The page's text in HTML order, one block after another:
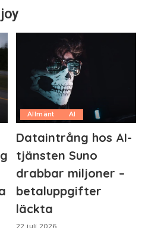
Allmänt AI
Dataintrång hos AI-
tjänsten Suno
drabbar miljoner –
betaluppgifter
läckta
22 juli 2026